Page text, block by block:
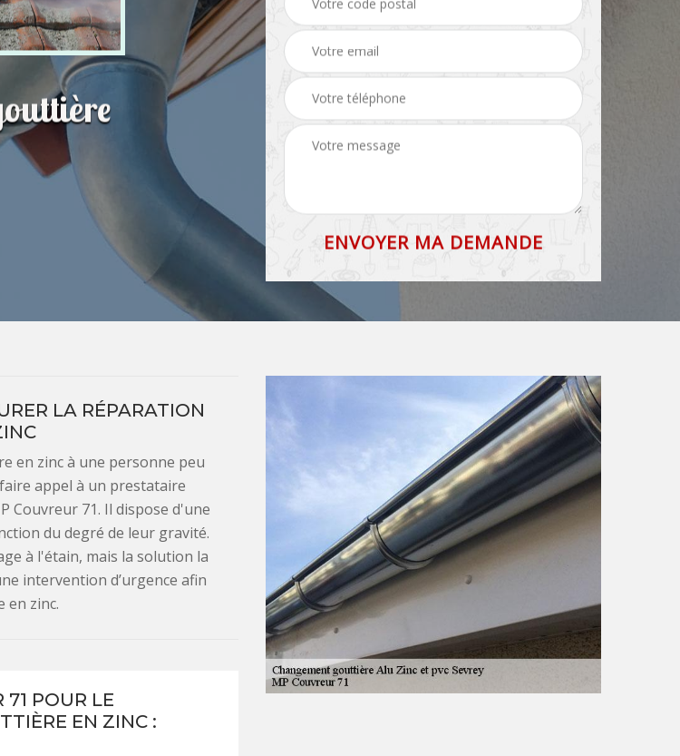
LA RÉPARATION
en zinc à une personne peu
appel à un prestataire
Couvreur 71. Il dispose d'une
du degré de leur gravité.
à l'étain, mais la solution la
intervention d’urgence afin
en zinc.
71 POUR LE
EN ZINC :